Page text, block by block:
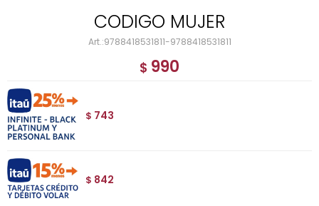
CODIGO MUJER
9788418531811-9788418531811
$ 990
$ 743
$ 842